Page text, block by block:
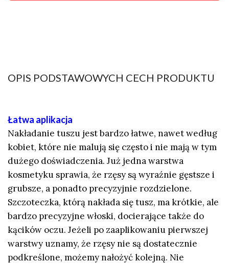
OPIS PODSTAWOWYCH CECH PRODUKTU
Łatwa aplikacja
Nakładanie tuszu jest bardzo łatwe, nawet według
kobiet, które nie malują się często i nie mają w tym
dużego doświadczenia. Już jedna warstwa
kosmetyku sprawia, że rzęsy są wyraźnie gęstsze i
grubsze, a ponadto precyzyjnie rozdzielone.
Szczoteczka, którą nakłada się tusz, ma krótkie, ale
bardzo precyzyjne włoski, docierające także do
kącików oczu. Jeżeli po zaaplikowaniu pierwszej
warstwy uznamy, że rzęsy nie są dostatecznie
podkreślone, możemy nałożyć kolejną. Nie